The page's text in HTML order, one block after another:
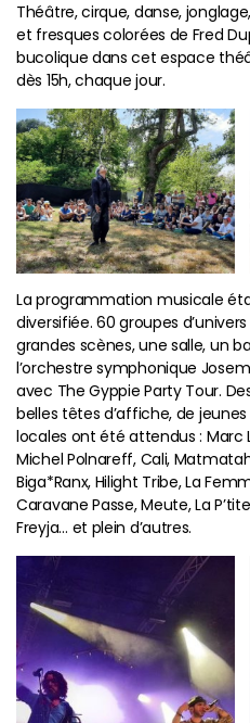
Théâtre, cirque, danse,
et fresques colorées de Fred
bucolique dans cet espace
dès 15h, chaque jour.
La programmation musicale
diversifiée. 60 groupes
grandes scènes, une salle, un
l’orchestre symphonique
avec The Gyppie Party Tour.
belles têtes d’affiche, de
locales ont été attendus : Marc
Michel Polnareff, Cali,
Biga*Ranx, Hilight Tribe, La
Caravane Passe, Meute, La
Freyja… et plein d’autres.